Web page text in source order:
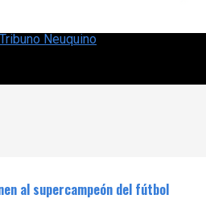
al supercampeón del fútbol